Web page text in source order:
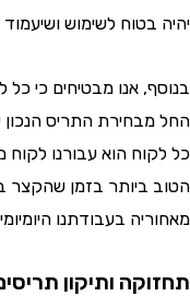
לשימוש ושיעמוד בכל
אנו מבטיחים כי כל לקוח
התריס הנכון
הוא עבורנו לקוח
בזמן שהקצר
בעבודתנו היומיומית.
ותיקון תריסים